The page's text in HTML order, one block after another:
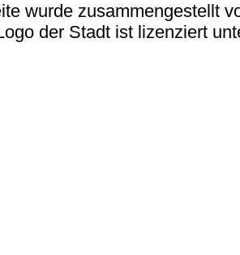
wurde zusammengestellt
der Stadt ist lizenziert